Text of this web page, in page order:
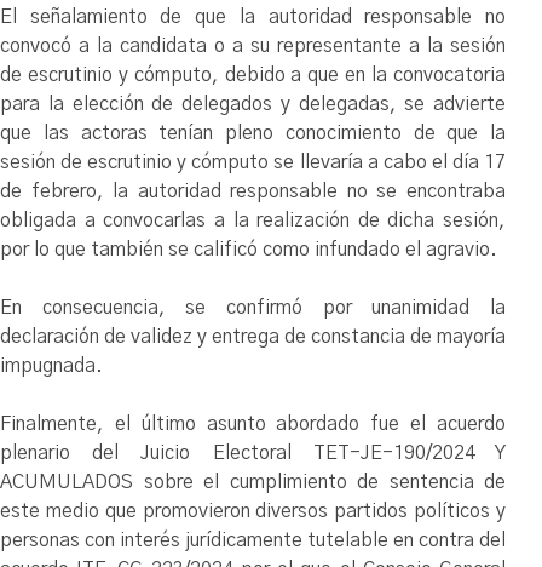
El señalamiento de que la autoridad responsable no
convocó a la candidata o a su representante a la sesión
de escrutinio y cómputo, debido a que en la convocatoria
para la elección de delegados y delegadas, se advierte
que las actoras tenían pleno conocimiento de que la
sesión de escrutinio y cómputo se llevaría a cabo el día 17
de febrero, la autoridad responsable no se encontraba
obligada a convocarlas a la realización de dicha sesión,
por lo que también se calificó como infundado el agravio.
En consecuencia, se confirmó por unanimidad la
declaración de validez y entrega de constancia de mayoría
impugnada.
Finalmente, el último asunto abordado fue el acuerdo
plenario del Juicio Electoral TET-JE-190/2024 Y
ACUMULADOS sobre el cumplimiento de sentencia de
este medio que promovieron diversos partidos políticos y
personas con interés jurídicamente tutelable en contra del